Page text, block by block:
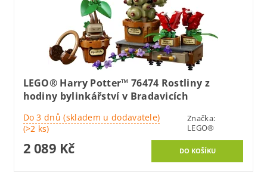
LEGO® Harry Potter™ 76474 Rostliny z
hodiny bylinkářství v Bradavicích
Do 3 dnů (skladem u dodavatele)
(>2 ks)
Značka:
LEGO®
2 089 Kč